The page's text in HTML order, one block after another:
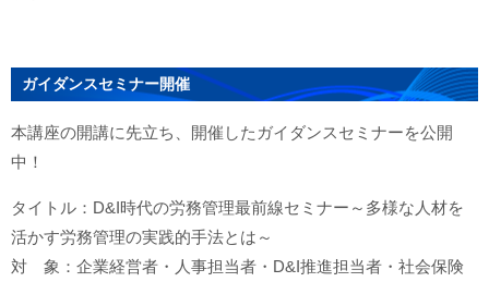
ガイダンスセミナー開催
本講座の開講に先立ち、開催したガイダンスセミナーを公開
中！
タイトル：D&I時代の労務管理最前線セミナー～多様な人材を
活かす労務管理の実践的手法とは～
対 象：企業経営者・人事担当者・D&I推進担当者・社会保険